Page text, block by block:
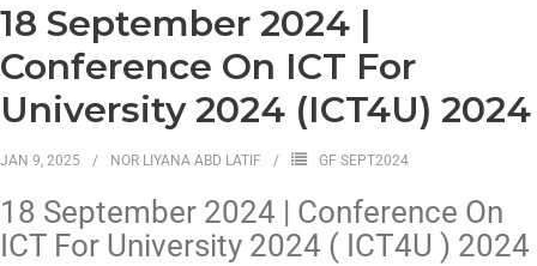
18 September 2024 |
Conference On ICT For
University 2024 (ICT4U) 2024
JAN 9, 2025 NOR LIYANA ABD LATIF GF SEPT2024
18 September 2024 | Conference On
ICT For University 2024 ( ICT4U ) 2024